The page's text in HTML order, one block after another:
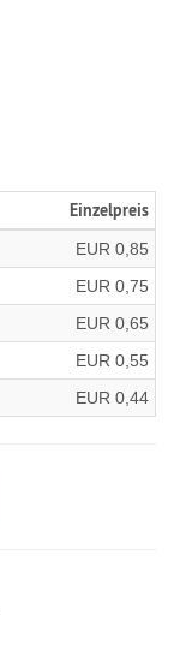
Einzelpreis
EUR 0,85
EUR 0,75
EUR 0,65
EUR 0,55
EUR 0,44